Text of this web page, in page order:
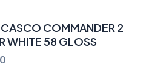
COMMANDER 2
WHITE 58 GLOSS